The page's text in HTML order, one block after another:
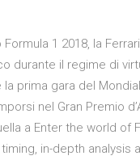
1 2018, la
durante il regime di
prima gara del
nel Gran Premio
a Enter the world
in-depth